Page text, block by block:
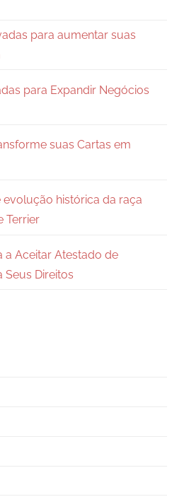
para aumentar suas
para Expandir Negócios
suas Cartas em
histórica da raça
Terrier
a Aceitar Atestado de
Seus Direitos